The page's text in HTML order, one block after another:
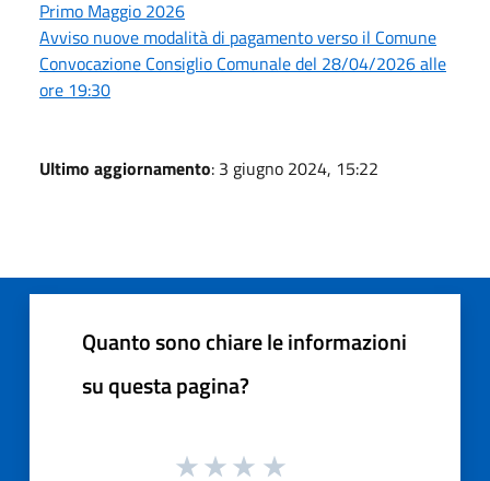
Primo Maggio 2026
Avviso nuove modalità di pagamento verso il Comune
Convocazione Consiglio Comunale del 28/04/2026 alle
ore 19:30
Ultimo aggiornamento: 3 giugno 2024, 15:22
Quanto sono chiare le informazioni
su questa pagina?